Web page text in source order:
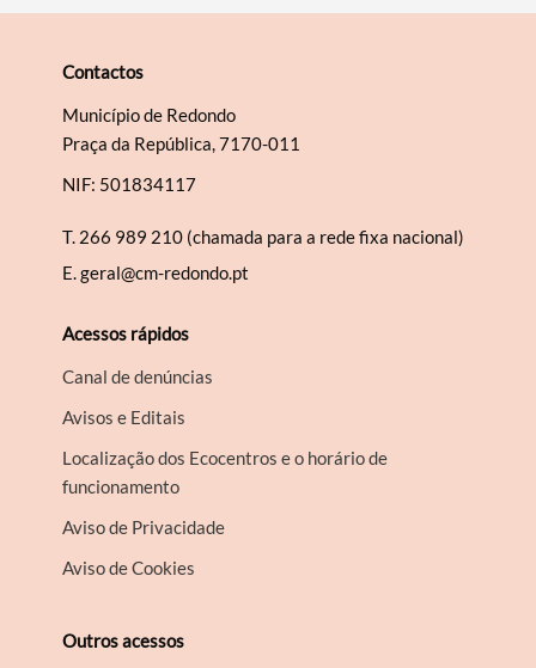
Contactos
Município de Redondo
Praça da República, 7170-011
NIF: 501834117
T. 266 989 210 (chamada para a rede fixa nacional)
E.geral@cm-redondo.pt
Acessos rápidos
Canal de denúncias
Avisos e Editais
Localização dos Ecocentros e o horário de
funcionamento
Aviso de Privacidade
Aviso de Cookies
Outros acessos